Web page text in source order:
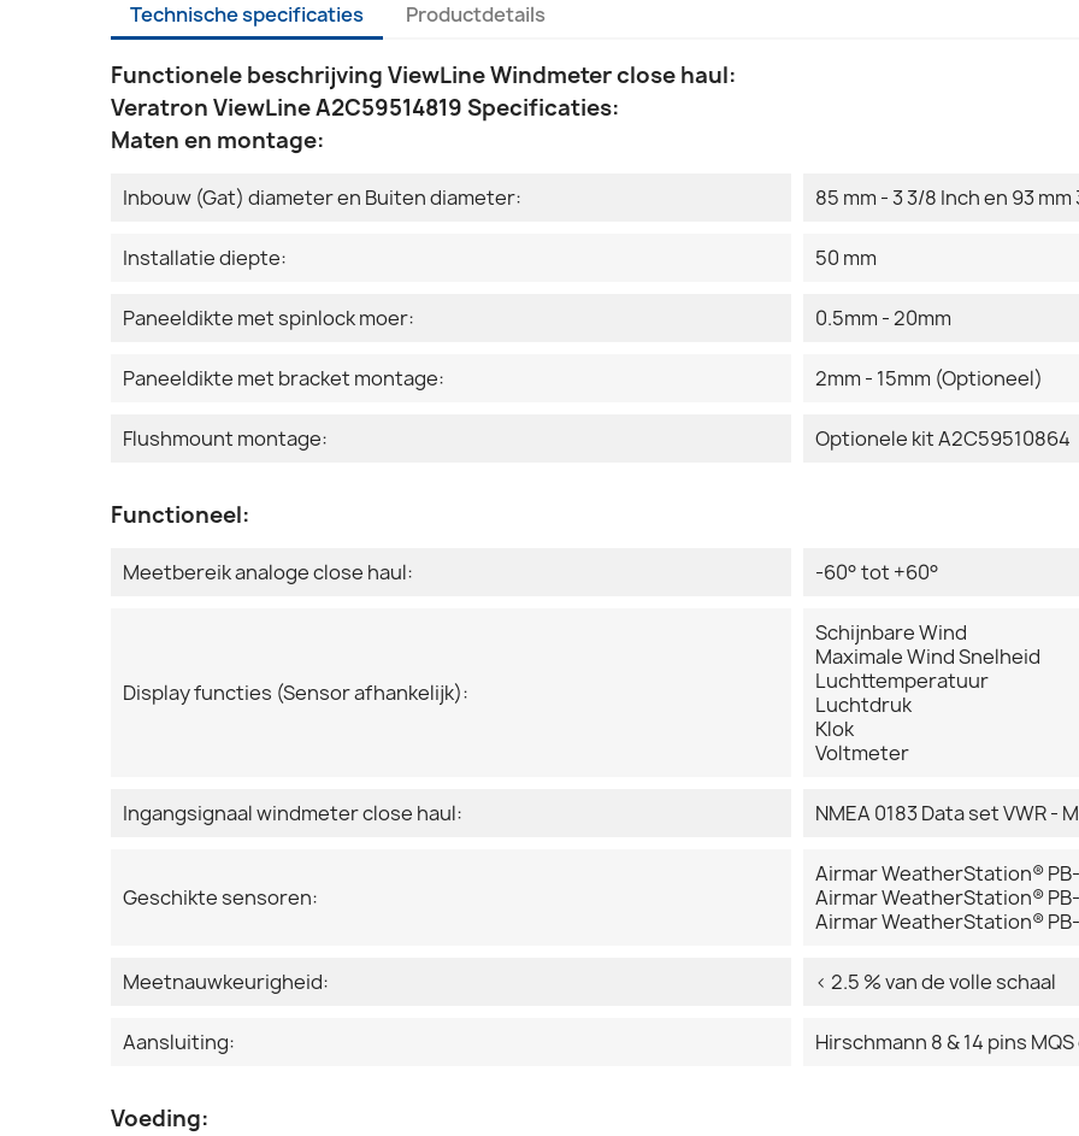
Technische specificaties Productdetails
Functionele beschrijving ViewLine Windmeter close haul:
Veratron ViewLine A2C59514819 Specificaties:
Maten en montage:
Inbouw (Gat) diameter en Buiten diameter: 85 mm - 3 3/8 Inch en 93 mm
Installatie diepte: 50 mm
Paneeldikte met spinlock moer: 0.5mm - 20mm
Paneeldikte met bracket montage: 2mm - 15mm (Optioneel)
Flushmount montage: Optionele kit A2C59510864
Functioneel:
Meetbereik analoge close haul: -60° tot +60°
Display functies (Sensor afhankelijk):
Schijnbare Wind
Maximale Wind Snelheid
Luchttemperatuur
Luchtdruk
Klok
Voltmeter
Ingangsignaal windmeter close haul: NMEA 0183 Data set VWR -
Geschikte sensoren:
Airmar WeatherStation®
Airmar WeatherStation®
Airmar WeatherStation®
Meetnauwkeurigheid: < 2.5 % van de volle schaal
Aansluiting: Hirschmann 8 & 14 pins
Voeding: